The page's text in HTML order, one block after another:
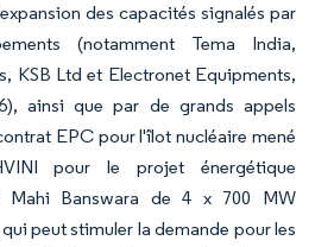
des capacités signalés par
(notamment Tema India,
KSB Ltd et Electronet Equipments,
ainsi que par de grands appels
EPC pour l'îlot nucléaire mené
pour le projet énergétique
Mahi Banswara de 4 x 700 MW
peut stimuler la demande pour les